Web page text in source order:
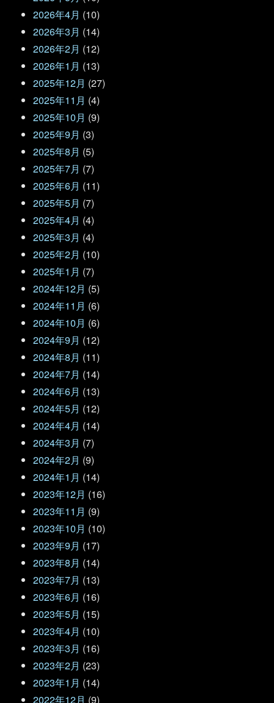
2026年4月 (10)
2026年3月 (14)
2026年2月 (12)
2026年1月 (13)
2025年12月 (27)
2025年11月 (4)
2025年10月 (9)
2025年9月 (3)
2025年8月 (5)
2025年7月 (7)
2025年6月 (11)
2025年5月 (7)
2025年4月 (4)
2025年3月 (4)
2025年2月 (10)
2025年1月 (7)
2024年12月 (5)
2024年11月 (6)
2024年10月 (6)
2024年9月 (12)
2024年8月 (11)
2024年7月 (14)
2024年6月 (13)
2024年5月 (12)
2024年4月 (14)
2024年3月 (7)
2024年2月 (9)
2024年1月 (14)
2023年12月 (16)
2023年11月 (9)
2023年10月 (10)
2023年9月 (17)
2023年8月 (14)
2023年7月 (13)
2023年6月 (16)
2023年5月 (15)
2023年4月 (10)
2023年3月 (16)
2023年2月 (23)
2023年1月 (14)
2022年12月 (9)